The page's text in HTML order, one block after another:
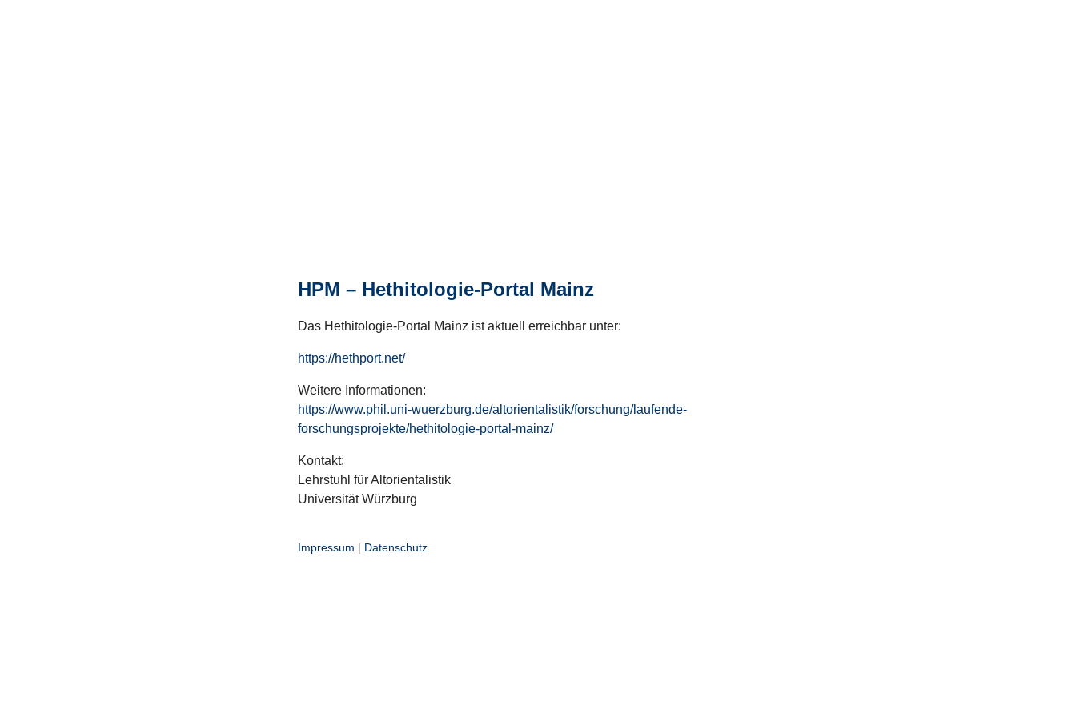
HPM – Hethitologie-Portal Mainz
Das Hethitologie-Portal Mainz ist aktuell erreichbar unter:
https://hethport.net/
Weitere Informationen:
https://www.phil.uni-wuerzburg.de/altorientalistik/forschung/laufende-
forschungsprojekte/hethitologie-portal-mainz/
Kontakt:
Lehrstuhl für Altorientalistik
Universität Würzburg
Impressum | Datenschutz